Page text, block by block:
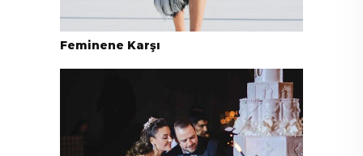
Feminene Karşı